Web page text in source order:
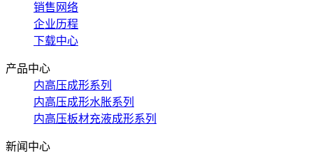
销售网络
企业历程
下载中心
产品中心
内高压成形系列
内高压成形水胀系列
内高压板材充液成形系列
新闻中心